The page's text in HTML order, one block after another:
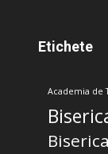
Etichete
Academia de